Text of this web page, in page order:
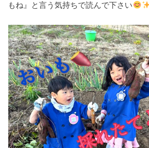
もね』と言う気持ちで読んで下さい